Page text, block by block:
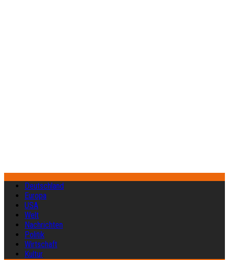
Deutschland
Europa
USA
Welt
Nachrichten
Politik
Wirtschaft
Kultur